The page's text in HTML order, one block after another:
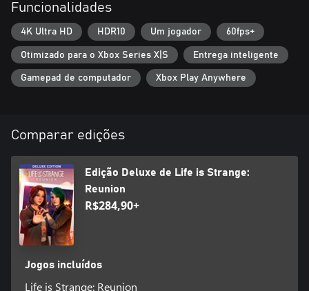
segredos dos seus pesadelos e memórias duplicadas.
VIDA, MORTE E CONSEQUÊNCIAS
Ninguém está a salvo do incêndio iminente: identifique os
culpados antes que seus amigos na Caledon tenham um
desfecho ardente. Quem sobreviverá? É você quem vai decidir!
novas e nostálgicas.
Funcionalidades
4K Ultra HD HDR10 Um jogador 60fps+
Otimizado para o Xbox Series X|S Entrega inteligente
Gamepad de computador Xbox Play Anywhere
Comparar edições
Edição Deluxe de Life is Strange:
Reunion
R$284,90+
Jogos incluídos
Life is Strange: Reunion